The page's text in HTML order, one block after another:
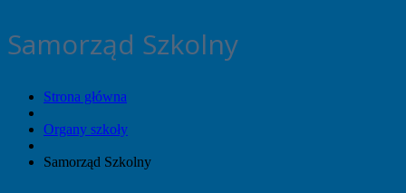
Samorząd Szkolny
Strona główna
Organy szkoły
Samorząd Szkolny